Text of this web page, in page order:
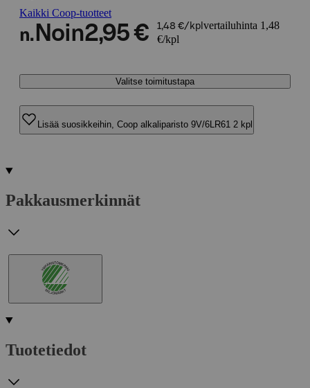
Kaikki Coop-tuotteet
n. Noin2,95 € 1,48 €/kpl vertailuhinta 1,48
€/kpl
Valitse toimitustapa
Lisää suosikkeihin, Coop alkaliparisto 9V/6LR61 2 kpl
Pakkausmerkinnät
Tuotetiedot